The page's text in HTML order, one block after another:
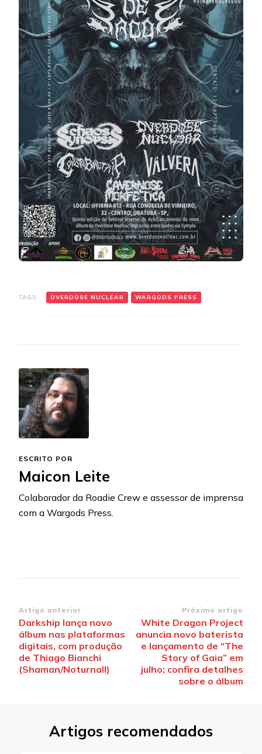
TAGS: OVERDOSE NUCLEAR WARGODS PRESS
ESCRITO POR
Maicon Leite
Colaborador da Roadie Crew e assessor de imprensa
com a Wargods Press.
Navegação
de
post
Artigo anterior
Darkship lança novo
álbum nas plataformas
digitais, com produção
de Thiago Bianchi
(Shaman/Noturnall)
Próximo artigo
White Dragon Project
anuncia novo baterista
e lançamento de “The
Story of Gaia” em
julho; confira detalhes
sobre o álbum
Artigos recomendados